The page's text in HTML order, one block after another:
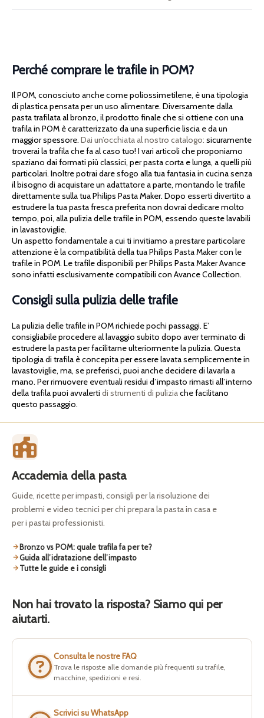
Perché comprare le trafile in POM?
Il POM, conosciuto anche come poliossimetilene, è una tipologia
di plastica pensata per un uso alimentare. Diversamente dalla
pasta trafilata al bronzo, il prodotto finale che si ottiene con una
trafila in POM è caratterizzato da una superficie liscia e da un
maggior spessore. Dai un’occhiata al nostro catalogo: sicuramente
troverai la trafila che fa al caso tuo! I vari articoli che proponiamo
spaziano dai formati più classici, per pasta corta e lunga, a quelli più
particolari. Inoltre potrai dare sfogo alla tua fantasia in cucina senza
il bisogno di acquistare un adattatore a parte, montando le trafile
direttamente sulla tua Philips Pasta Maker. Dopo esserti divertito a
estrudere la tua pasta fresca preferita non dovrai dedicare molto
tempo, poi, alla pulizia delle trafile in POM, essendo queste lavabili
in lavastoviglie.
Un aspetto fondamentale a cui ti invitiamo a prestare particolare
attenzione è la compatibilità della tua Philips Pasta Maker con le
trafile in POM. Le trafile disponibili per Philips Pasta Maker Avance
sono infatti esclusivamente compatibili con Avance Collection.
Consigli sulla pulizia delle trafile
La pulizia delle trafile in POM richiede pochi passaggi. E’
consigliabile procedere al lavaggio subito dopo aver terminato di
estrudere la pasta per facilitarne ulteriormente la pulizia. Questa
tipologia di trafila è concepita per essere lavata semplicemente in
lavastoviglie, ma, se preferisci, puoi anche decidere di lavarla a
mano. Per rimuovere eventuali residui d’impasto rimasti all’interno
della trafila puoi avvalerti di strumenti di puliziache facilitano
questo passaggio.
Accademia della pasta
Guide, ricette per impasti, consigli per la risoluzione dei
problemi e video tecnici per chi prepara la pasta in casa e
per i pastai professionisti.
Bronzo vs POM: quale trafila fa per te?
Guida all’idratazione dell’impasto
Tutte le guide e i consigli
Non hai trovato la risposta? Siamo qui per
aiutarti.
Consulta le nostre FAQ
Trova le risposte alle domande più frequenti su trafile,
macchine, spedizioni e resi.
Scrivici su WhatsApp